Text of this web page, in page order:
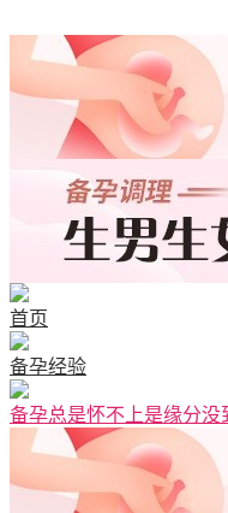
首页
备孕经验
备孕总是怀不上是缘分没